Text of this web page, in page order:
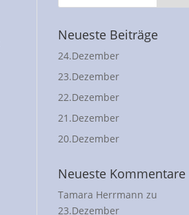
Neueste Beiträge
24.Dezember
23.Dezember
22.Dezember
21.Dezember
20.Dezember
Neueste Kommentare
Tamara Herrmann zu
23.Dezember